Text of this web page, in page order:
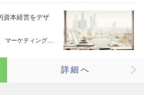
資本経営をデザ
マーケティング…
詳細へ